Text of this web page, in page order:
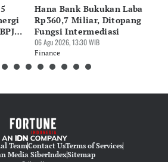
Hana Bank Bukukan Laba
Rp360,7 Miliar, Ditopang
Fungsi Intermediasi
06 Agu 2026, 13:30 WIB
Finance
TeamContact UsTerms of Services
Media SiberIndexSitemap